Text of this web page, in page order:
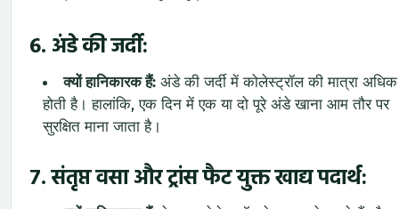
6. अंडे की जर्दी:
क्यों हानिकारक हैं: अंडे की जर्दी में कोलेस्ट्रॉल की मात्रा अधिक
होती है। हालांकि, एक दिन में एक या दो पूरे अंडे खाना आम तौर पर
सुरक्षित माना जाता है।
7.संतृप्त वसा और ट्रांस फैट युक्त खाद्य पदार्थ: